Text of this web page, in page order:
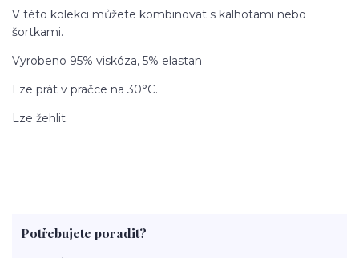
V této kolekci můžete kombinovat s kalhotami nebo
šortkami.
Vyrobeno 95% viskóza, 5% elastan
Lze prát v pračce na 30°C.
Lze žehlit.
Potřebujete poradit?